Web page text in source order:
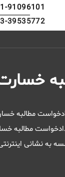
91096101
39535772
مطالبه
دادخواست
به نشانی